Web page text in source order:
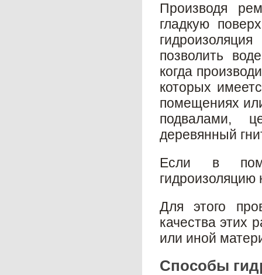
Производя
гладкую
позволить
когда
которых
помещениях
подвалами,
деревянный
Если в
гидроизоляцию
Для этого
качества этих
или иной
Способы